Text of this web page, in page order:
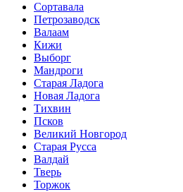
Сортавала
Петрозаводск
Валаам
Кижи
Выборг
Мандроги
Старая Ладога
Новая Ладога
Тихвин
Псков
Великий Новгород
Старая Русса
Валдай
Тверь
Торжок